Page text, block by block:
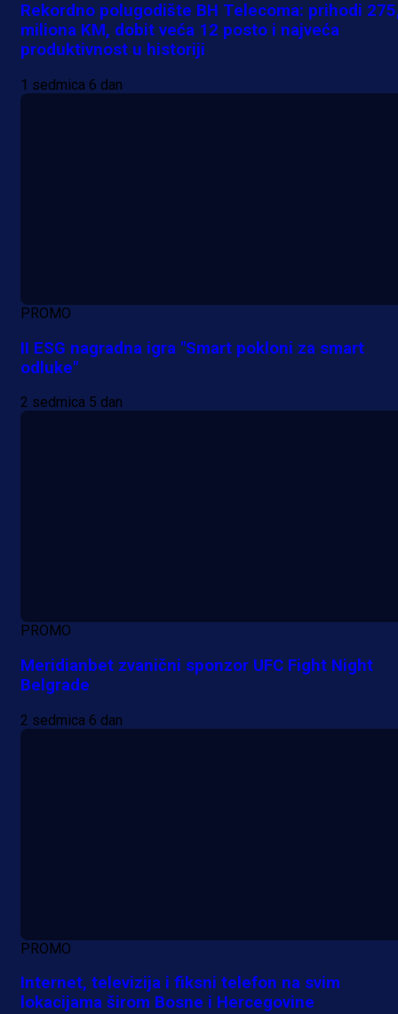
Rekordno polugodište BH Telecoma: prihodi
miliona KM, dobit veća 12 posto i najveća
produktivnost u historiji
1 sedmica 6 dan
PROMO
II ESG nagradna igra "Smart pokloni za smart
odluke"
2 sedmica 5 dan
PROMO
Meridianbet zvanični sponzor UFC Fight Night
Belgrade
2 sedmica 6 dan
PROMO
Internet, televizija i fiksni telefon na svim
lokacijama širom Bosne i Hercegovine